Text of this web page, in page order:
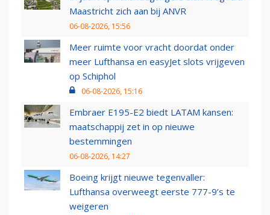
Maastricht zich aan bij ANVR
06-08-2026, 15:56
Meer ruimte voor vracht doordat onder
meer Lufthansa en easyJet slots vrijgeven
op Schiphol
06-08-2026, 15:16
Embraer E195-E2 biedt LATAM kansen:
maatschappij zet in op nieuwe
bestemmingen
06-08-2026, 14:27
Boeing krijgt nieuwe tegenvaller:
Lufthansa overweegt eerste 777-9’s te
weigeren